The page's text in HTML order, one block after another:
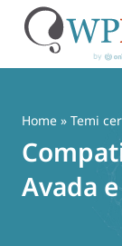
contenuto
Home » Temi
Avada